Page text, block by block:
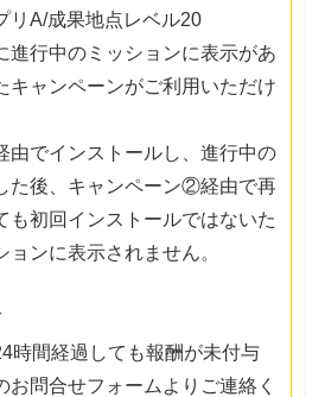
A/成果地点レベル20
進行中のミッションに表示があ
キャンペーンがご利用いただけ
由でインストールし、進行中の
た後、キャンペーン②経由で再
も初回インストールではないた
ンに表示されません。
時間経過しても報酬が未付与
お問合せフォームよりご連絡く